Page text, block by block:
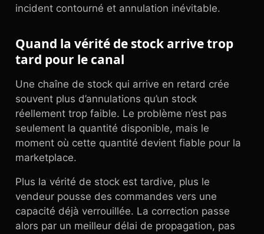
incident contourné et annulation inévitable.
Quand la vérité de stock arrive trop
tard pour le canal
Une chaîne de stock qui arrive en retard crée
souvent plus d’annulations qu’un stock
réellement trop faible. Le problème n’est pas
seulement la quantité disponible, mais le
moment où cette quantité devient fiable pour la
marketplace.
Plus la vérité de stock est tardive, plus le
vendeur pousse des commandes vers une
capacité déjà verrouillée. La correction passe
alors par un meilleur délai de propagation, pas